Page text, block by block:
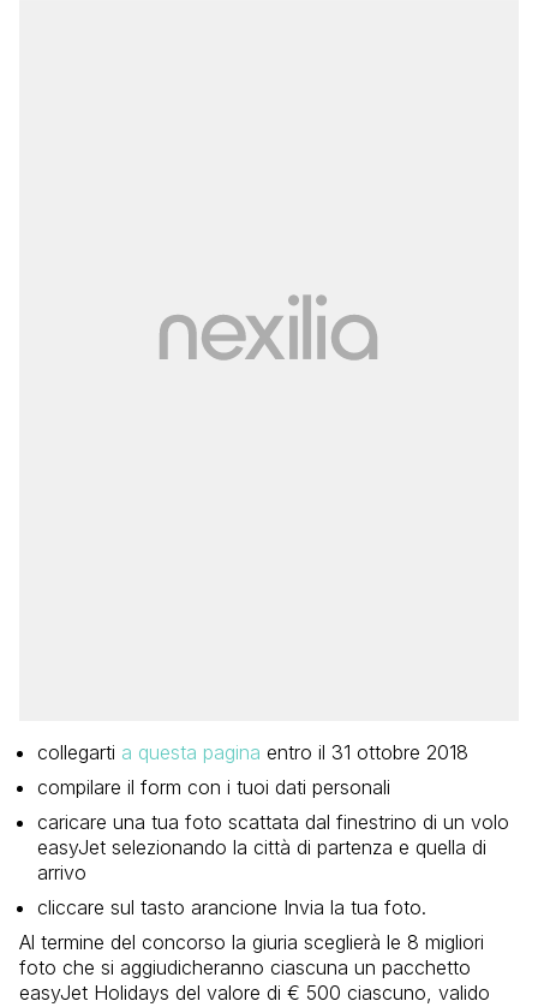
collegarti a questa pagina entro il 31 ottobre 2018
compilare il form con i tuoi dati personali
caricare una tua foto scattata dal finestrino di un volo
easyJet selezionando la città di partenza e quella di
arrivo
cliccare sul tasto arancione Invia la tua foto.
Al termine del concorso la giuria sceglierà le 8 migliori
foto che si aggiudicheranno ciascuna un pacchetto
easyJet Holidays del valore di € 500 ciascuno, valido